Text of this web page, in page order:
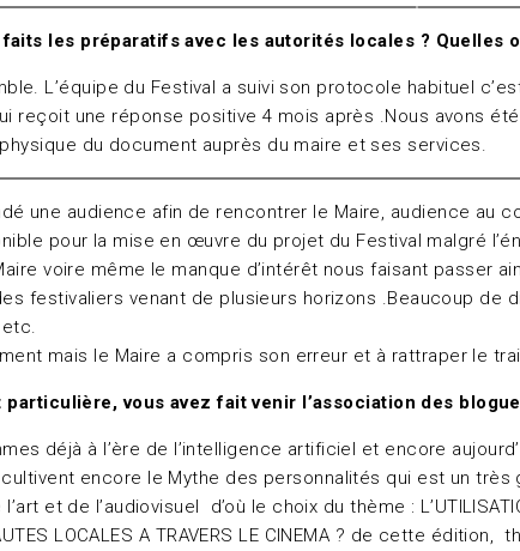
faits les préparatifs avec les autorités locales ? Quelles
L’équipe du Festival a suivi son protocole habituel
reçoit une réponse positive 4 mois après .Nous avons
du document auprès du maire et ses services.
une audience afin de rencontrer le Maire, audience
pour la mise en œuvre du projet du Festival malgré
voire même le manque d’intérêt nous faisant passer
festivaliers venant de plusieurs horizons .Beaucoup
mais le Maire a compris son erreur et à rattraper le
vous avez fait venir l’association des
déjà à l’ère de l’intelligence artificiel et encore
encore le Mythe des personnalités qui est un
et de l’audiovisuel d’où le choix du thème :
LOCALES A TRAVERS LE CINEMA ? de cette